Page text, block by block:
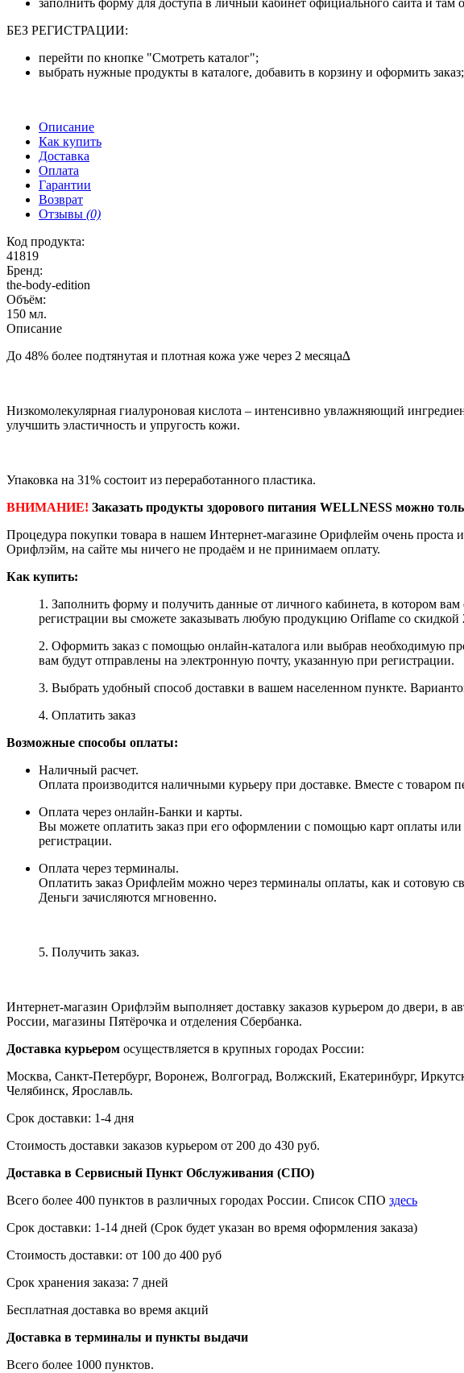
заполнить форму для доступа в личный кабинет официального сайта и там
БЕЗ РЕГИСТРАЦИИ:
перейти по кнопке "Смотреть каталог";
выбрать нужные продукты в каталоге, добавить в корзину и оформить заказ;
Описание
Как купить
Доставка
Оплата
Гарантии
Возврат
Отзывы (0)
Код продукта:
41819
Бренд:
the-body-edition
Объём:
150 мл.
Описание
До 48% более подтянутая и плотная кожа уже через 2 месяца∆
Низкомолекулярная гиалуроновая кислота – интенсивно увлажняющий
улучшить эластичность и упругость кожи.
Упаковка на 31% состоит из переработанного пластика.
ВНИМАНИЕ! Заказать продукты здорового питания WELLNESS можно
Процедура покупки товара в нашем Интернет-магазине Орифлейм очень
Орифлэйм, на сайте мы ничего не продаём и не принимаем оплату.
Как купить:
1. Заполнить форму и получить данные от личного кабинета, в котором
регистрации вы сможете заказывать любую продукцию Oriflame со скидкой
2. Оформить заказ с помощью онлайн-каталога или выбрав необходимую
вам будут отправлены на электронную почту, указанную при регистрации.
3. Выбрать удобный способ доставки в вашем населенном пункте.
4. Оплатить заказ
Возможные способы оплаты:
Наличный расчет.
Оплата производится наличными курьеру при доставке. Вместе с товаром
Оплата через онлайн-Банки и карты.
Вы можете оплатить заказ при его оформлении с помощью карт оплаты
регистрации.
Оплата через терминалы.
Оплатить заказ Орифлейм можно через терминалы оплаты, как и сотовую
Деньги зачисляются мгновенно.
5. Получить заказ.
Интернет-магазин Орифлэйм выполняет доставку заказов курьером до двери,
России, магазины Пятёрочка и отделения Сбербанка.
Доставка курьером осуществляется в крупных городах России:
Москва, Санкт-Петербург, Воронеж, Волгоград, Волжский, Екатеринбург,
Челябинск, Ярославль.
Срок доставки: 1-4 дня
Стоимость доставки заказов курьером от 200 до 430 руб.
Доставка в Сервисный Пункт Обслуживания (СПО)
Всего более 400 пунктов в различных городах России. Список СПО здесь
Срок доставки: 1-14 дней (Срок будет указан во время оформления заказа)
Стоимость доставки: от 100 до 400 руб
Срок хранения заказа: 7 дней
Бесплатная доставка во время акций
Доставка в терминалы и пункты выдачи
Всего более 1000 пунктов.